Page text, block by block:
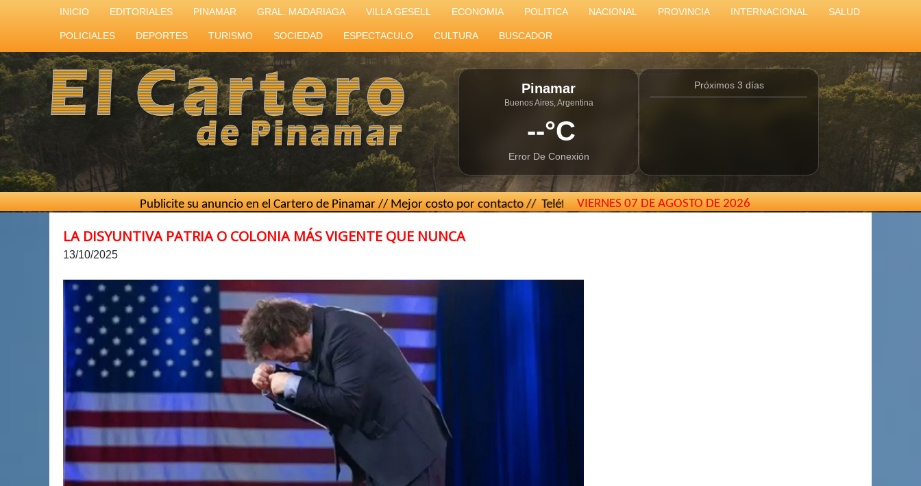
INICIO EDITORIALES PINAMAR GRAL. MADARIAGA VILLA GESELL ECONOMIA POLITICA NACIONAL PROVINCIA INTERNACIONAL SALUD
POLICIALES DEPORTES TURISMO SOCIEDAD ESPECTACULO CULTURA BUSCADOR
Pinamar
Buenos Aires, Argentina
--°C
Error De Conexión
Próximos 3 días
Publicite su anuncio en el Cartero de Pinamar // Mejor costo por contacto // Teléfono(02267) 15 439493// El Cartero de Pinamar - Buenos Aires - Argentina
VIERNES 07 DE AGOSTO DE 2026
LA DISYUNTIVA PATRIA O COLONIA MÁS VIGENTE QUE NUNCA
13/10/2025